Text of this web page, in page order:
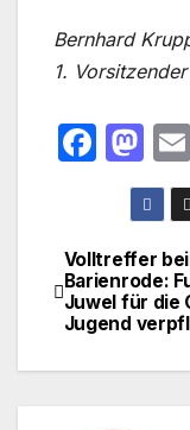
Bernhard
1.
F
e
b
o
o
M
a
st
o
d
o
n
Volltreffer
Barienrode:
Juwel für die
Jugend